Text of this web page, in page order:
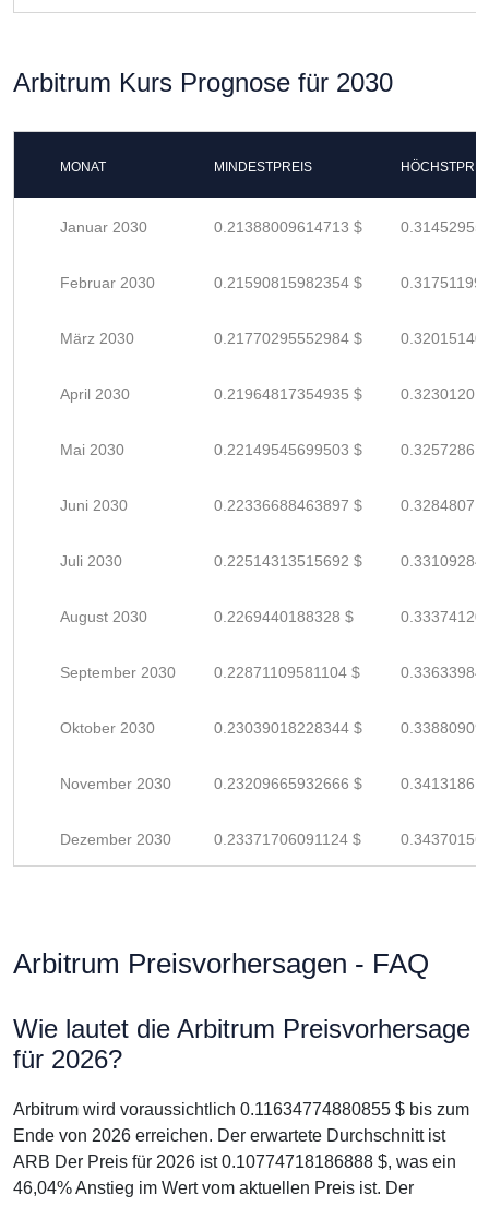
Arbitrum Kurs Prognose für 2030
MONAT MINDESTPREIS
Januar 2030 0.21388009614713 $
Februar 2030 0.21590815982354 $
März 2030 0.21770295552984 $
April 2030 0.21964817354935 $
Mai 2030 0.22149545699503 $
Juni 2030 0.22336688463897 $
Juli 2030 0.22514313515692 $
August 2030 0.2269440188328 $
September 2030 0.22871109581104 $
Oktober 2030 0.23039018228344 $
November 2030 0.23209665932666 $
Dezember 2030 0.23371706091124 $
Arbitrum Preisvorhersagen - FAQ
Wie lautet die Arbitrum Preisvorhersage
für 2026?
Arbitrum wird voraussichtlich 0.11634774880855 $ bis zum
Ende von 2026 erreichen. Der erwartete Durchschnitt ist
ARB Der Preis für 2026 ist 0.10774718186888 $, was ein
46,04% Anstieg im Wert vom aktuellen Preis ist. Der